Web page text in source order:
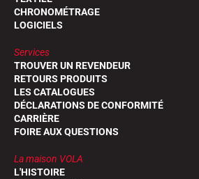
CHRONOMÉTRAGE
LOGICIELS
Services
TROUVER UN REVENDEUR
RETOURS PRODUITS
LES CATALOGUES
DÉCLARATIONS DE CONFORMITÉ
CARRIÈRE
FOIRE AUX QUESTIONS
La maison VOLA
L'HISTOIRE